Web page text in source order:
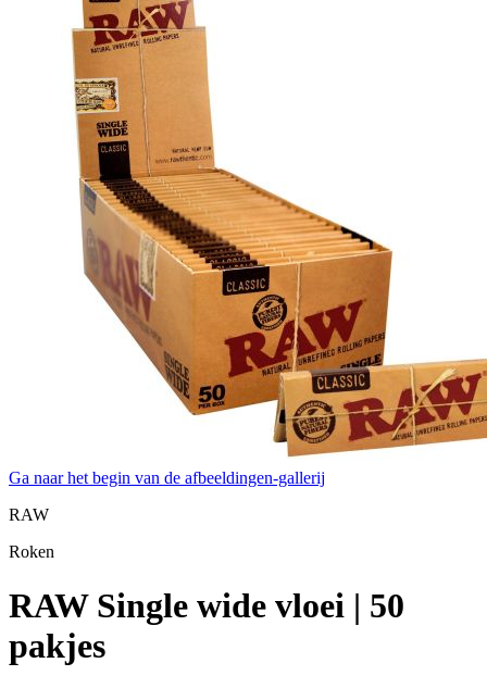
Ga naar het begin van de afbeeldingen-gallerij
RAW
Roken
RAW Single wide vloei | 50
pakjes